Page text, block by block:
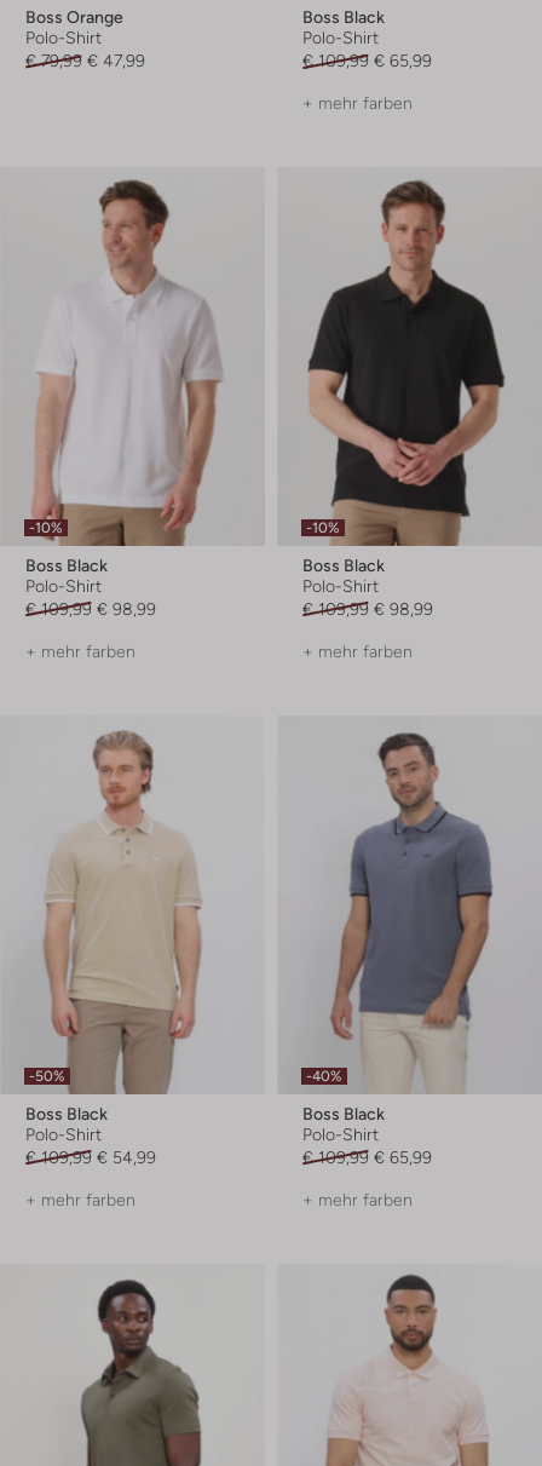
Boss Orange
Polo-Shirt
€ 79,99 € 47,99
Boss Black
Polo-Shirt
€ 109,99 € 65,99
+ mehr farben
-10%
Boss Black
Polo-Shirt
€ 109,99 € 98,99
+ mehr farben
-10%
Boss Black
Polo-Shirt
€ 109,99 € 98,99
+ mehr farben
-50%
Boss Black
Polo-Shirt
€ 109,99 € 54,99
+ mehr farben
-40%
Boss Black
Polo-Shirt
€ 109,99 € 65,99
+ mehr farben